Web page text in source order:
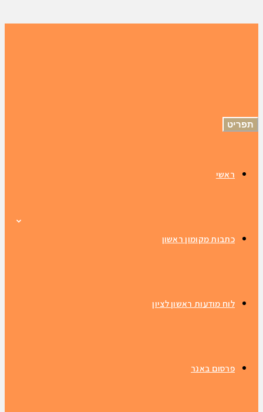
תפריט
ראשי
כתבות מקומון ראשון
לוח מודעות ראשון לציון
פרסום באנר